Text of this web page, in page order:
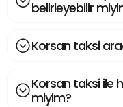
belirleyebilir
Korsan taksi
Korsan taksi ile
miyim?